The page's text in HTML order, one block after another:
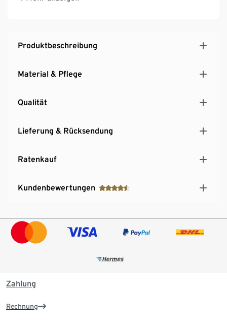
UV-Schutz 50+
Gesamthöhe ca. 245 cm
Optionale Ladung der LEDs über USB-C mit
enthalten)
Produktbeschreibung
Material & Pflege
Qualität
Lieferung & Rücksendung
Ratenkauf
Kundenbewertungen
Zahlung
Rechnung